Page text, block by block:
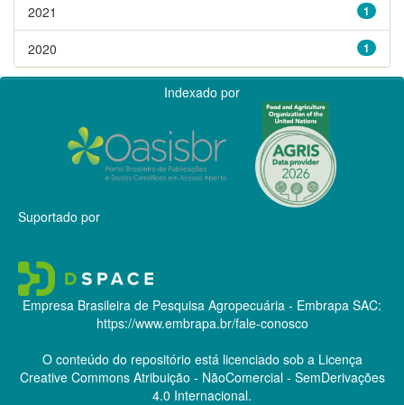
1
2021
1
2020
Indexado por
Suportado por
Empresa Brasileira de Pesquisa Agropecuária - Embrapa SAC:
https://www.embrapa.br/fale-conosco
O conteúdo do repositório está licenciado sob a Licença
Creative CommonsAtribuição - NãoComercial - SemDerivações
4.0 Internacional.